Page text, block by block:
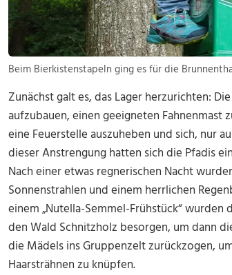
Beim Bierkistenstapeln ging es für die
Zunächst galt es, das Lager herzurichten:
aufzubauen, einen geeigneten Fahnenmast
eine Feuerstelle auszuheben und sich, nur
dieser Anstrengung hatten sich die Pfadis
Nach einer etwas regnerischen Nacht
Sonnenstrahlen und einem herrlichen
einem „Nutella-Semmel-Frühstück“ wurden
den Wald Schnitzholz besorgen, um dann
die Mädels ins Gruppenzelt zurückzogen,
Haarsträhnen zu knüpfen.